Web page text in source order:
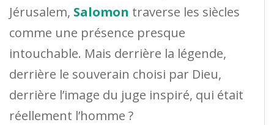
Jérusalem, Salomon traverse les siècles
comme une présence presque
intouchable. Mais derrière la légende,
derrière le souverain choisi par Dieu,
derrière l’image du juge inspiré, qui était
réellement l’homme ?